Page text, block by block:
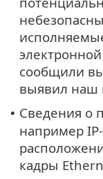
сообщили
выявил наш
• Сведения о
например
кадры